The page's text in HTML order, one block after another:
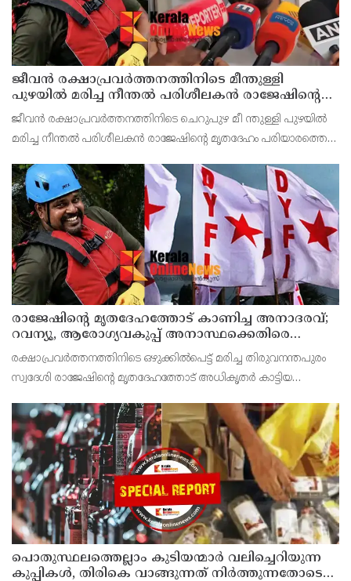
ജീവൻ രക്ഷാപ്രവർത്തനത്തിനിടെ മീന്തുള്ളി
പുഴയിൽ മരിച്ച നീന്തൽ പരിശീലകൻ രാജേഷിൻ്റെ
മൃതദേഹത്തോട് അനാദരവ് : റിപ്പോർട്ട് ലഭിച്ചാലുടൻ
നടപടിയെന്ന് കളക്ടർ
ജീവൻ രക്ഷാപ്രവർത്തനത്തിനിടെ ചെറുപുഴ മീ ന്തുള്ളി പുഴയിൽ
മരിച്ച നീന്തൽ പരിശീലകൻ രാജേഷിൻ്റെ മൃതദേഹം പരിയാരത്തെ
പോസ്റ്റുമോർട്ടം നടപടികൾക്കു ശേഷം സ്വദേശമായ തിരുവ
രാജേഷിന്റെ മൃതദേഹത്തോട് കാണിച്ച അനാദരവ്;
റവന്യൂ, ആരോഗ്യവകുപ്പ് അനാസ്ഥക്കെതിരെ
കടുത്ത നടപടി വേണം; ഡിവൈഎഫ്ഐ
ശക്തമായ പ്രതിഷേധത്തിലേക്ക്
രക്ഷാപ്രവർത്തനത്തിനിടെ ഒഴുക്കിൽപെട്ട് മരിച്ച തിരുവനന്തപുരം
സ്വദേശി രാജേഷിന്റെ മൃതദേഹത്തോട് അധികൃതർ കാട്ടിയ
കണ്ണൂർ ജില്ലാ സെക്രട്ടറിയേറ്റ് ശക്തമായി പ്രതിഷേധിക്ക
പൊതുസ്ഥലത്തെല്ലാം കുടിയന്മാര്‍ വലിച്ചെറിയുന്ന
കുപ്പികള്‍, തിരികെ വാങ്ങുന്നത് നിര്‍ത്തുന്നതോടെ